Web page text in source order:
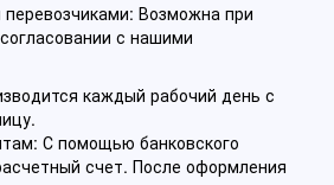
Возможна при
с нашими
каждый рабочий день с
С помощью банковского
счет. После оформления